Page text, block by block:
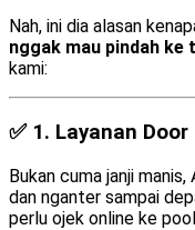
Nah, ini dia alasan
nggak mau pindah ke
kami:
✅ 1. Layanan
Bukan cuma janji manis,
dan nganter sampai
perlu ojek online ke